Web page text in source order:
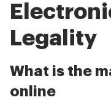
Legality
What is the
online